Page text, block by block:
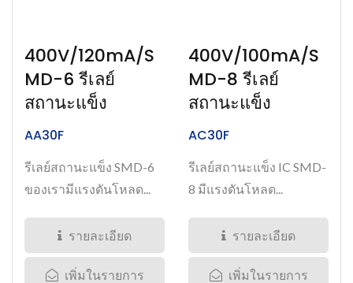
400V/120mA/S
MD-6 รีเลย์
สถานะแข็ง
AA30F
รีเลย์สถานะแข็ง SMD-6
ของเรามีแรงดันโหลด...
รายละเอียด
เพิ่มในรายการ
400V/100mA/S
MD-8 รีเลย์
สถานะแข็ง
AC30F
รีเลย์สถานะแข็ง IC SMD-
8 มีแรงดันโหลด...
รายละเอียด
เพิ่มในรายการ